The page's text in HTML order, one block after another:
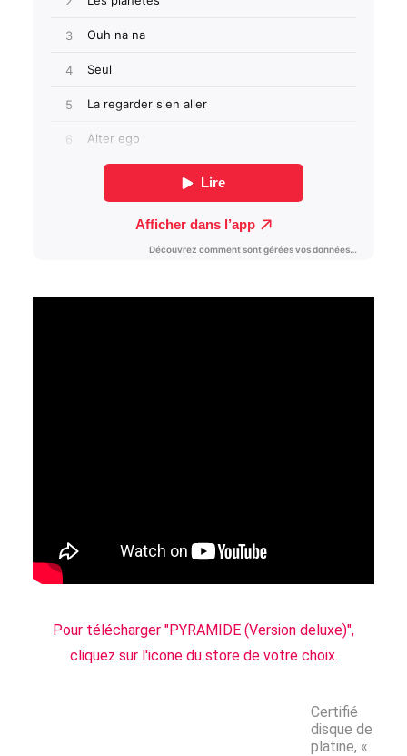
Pour télécharger "PYRAMIDE (Version deluxe)",
cliquez sur l'icone du store de votre choix.
Certifié
disque de
platine, «